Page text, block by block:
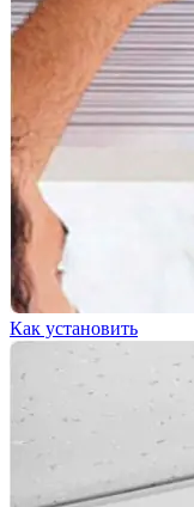
Как установить